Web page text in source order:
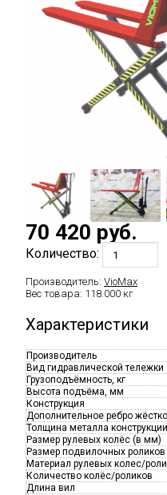
70 420 руб.
Количество:
Производитель: VioMax
Вес товара: 118.000 кг
Характеристики
Производитель
Вид гидравлической тележки
Грузоподъёмность, кг
Высота подъёма, мм
Конструкция
Дополнительное ребро
Толщина металла
Размер рулевых колёс (в мм)
Размер подвилочных
Материал рулевых колес/
Количество колёс/роликов
Длина вил